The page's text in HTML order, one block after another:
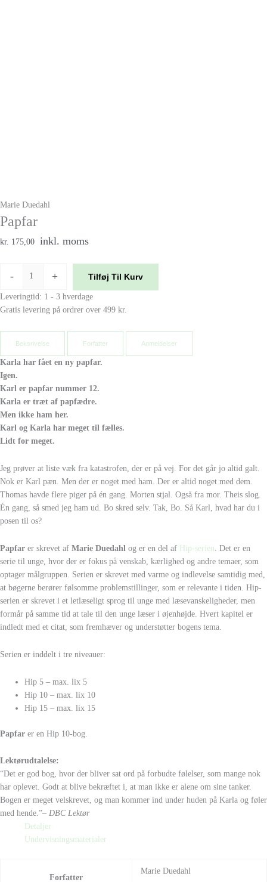
Marie Duedahl
Papfar
kr. 175,00 inkl. moms
- + Tilføj Til Kurv
Leveringtid: 1 - 3 hverdage
Gratis levering på ordrer over 499 kr.
Beksrivelse Forfatter Anmeldelser
Karla har fået en ny papfar.
Igen.
Karl er papfar nummer 12.
Karla er træt af papfædre.
Men ikke ham her.
Karl og Karla har meget til fælles.
Lidt for meget.
Jeg prøver at liste væk fra katastrofen, der er på vej. For det går jo altid galt.
Nok er Karl pæn. Men der er noget med ham. Der er altid noget med dem.
Thomas havde flere piger på én gang. Morten stjal. Også fra mor. Theis slog.
Én gang, så smed jeg ham ud. Bo skred selv. Tak, Bo. Så Karl, hvad har du i
posen til os?
Papfar er skrevet af Marie Duedahl og er en del af Hip-serien. Det er en
serie til unge, hvor der er fokus på venskab, kærlighed og andre temaer, som
optager målgruppen. Serien er skrevet med varme og indlevelse samtidig med,
at bøgerne berører følsomme problemstillinger, som er relevante i tiden. Hip-
serien er skrevet i et letlæseligt sprog til unge med læsevanskeligheder, men
formår på samme tid at tale til den unge læser i øjenhøjde. Hvert kapitel er
indledt med et citat, som fremhæver og understøtter bogens tema.
Serien er inddelt i tre niveauer:
Hip 5 – max. lix 5
Hip 10 – max. lix 10
Hip 15 – max. lix 15
Papfar er en Hip 10-bog.
Lektørudtalelse:
“Det er god bog, hvor der bliver sat ord på forbudte følelser, som mange nok
har oplevet. Godt at blive bekræftet i, at man ikke er alene om sine tanker.
Bogen er meget velskrevet, og man kommer ind under huden på Karla og føler
med hende.”– DBC Lektør
Detaljer
Undervisningsmaterialer
Forfatter
Marie Duedahl